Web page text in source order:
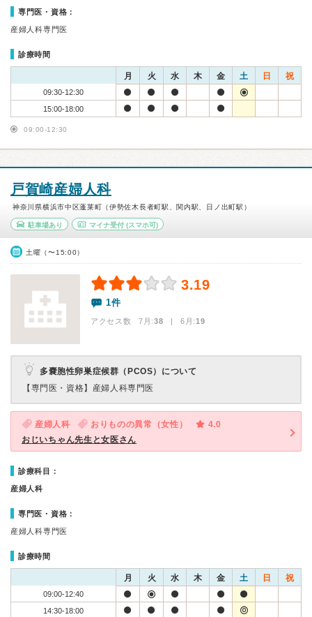
専門医・資格：
産婦人科専門医
診療時間
月 火 水 木 金 土 日 祝
09:30-12:30
15:00-18:00
09:00-12:30
戸賀崎産婦人科
神奈川県横浜市中区蓬莱町（伊勢佐木長者町駅、関内駅、日ノ出町駅）
駐車場あり マイナ受付(スマホ可)
土曜（〜15:00）
3.19
1件
アクセス数 7月:38 | 6月:19
多嚢胞性卵巣症候群（PCOS）について
【専門医・資格】 産婦人科専門医
産婦人科 おりものの異常（女性）
4.0
おじいちゃん先生と女医さん
診療科目：
産婦人科
専門医・資格：
産婦人科専門医
診療時間
月 火 水 木 金 土 日 祝
09:00-12:40
14:30-18:00